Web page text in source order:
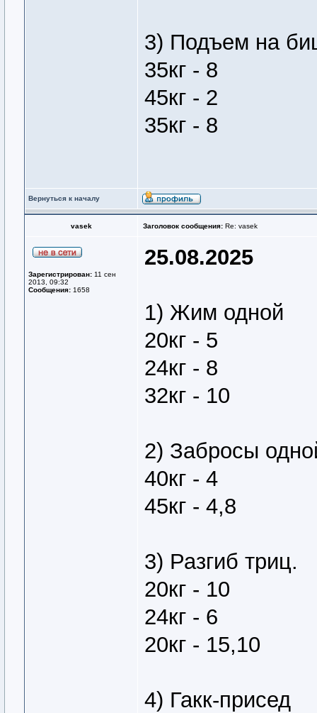
3) Подъем на
35кг - 8
45кг - 2
35кг - 8
Вернуться к началу
vasek Заголовок сообщения: Re: vasek
Зарегистрирован: 11 сен
2013, 09:32
Сообщения: 1658
25.08.2025
1) Жим одной
20кг - 5
24кг - 8
32кг - 10
2) Забросы
40кг - 4
45кг - 4,8
3) Разгиб триц.
20кг - 10
24кг - 6
20кг - 15,10
4) Гакк-присед